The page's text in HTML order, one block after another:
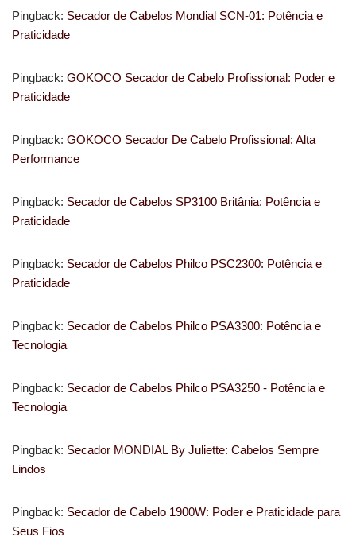
Pingback: Secador de Cabelos Mondial SCN-01: Potência e
Praticidade
Pingback: GOKOCO Secador de Cabelo Profissional: Poder e
Praticidade
Pingback: GOKOCO Secador De Cabelo Profissional: Alta
Performance
Pingback: Secador de Cabelos SP3100 Britânia: Potência e
Praticidade
Pingback: Secador de Cabelos Philco PSC2300: Potência e
Praticidade
Pingback: Secador de Cabelos Philco PSA3300: Potência e
Tecnologia
Pingback: Secador de Cabelos Philco PSA3250 - Potência e
Tecnologia
Pingback: Secador MONDIAL By Juliette: Cabelos Sempre
Lindos
Pingback: Secador de Cabelo 1900W: Poder e Praticidade para
Seus Fios